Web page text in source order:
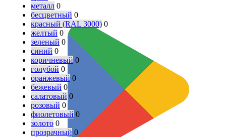
металл 0
бесцветный 0
красный (RAL 3000) 0
желтый 0
зеленый 0
синий 0
коричневый 0
голубой 0
оранжевый 0
бежевый 0
салатовый 0
розовый 0
фиолетовый 0
золото 0
прозрачный 0